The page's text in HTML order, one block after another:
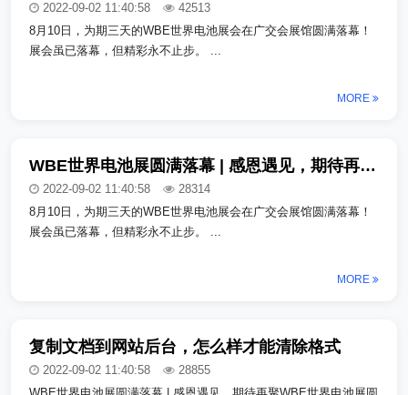
2022-09-02 11:40:58
42513
8月10日，为期三天的WBE世界电池展会在广交会展馆圆满落幕！
展会虽已落幕，但精彩永不止步。 ...
MORE
WBE世界电池展圆满落幕 | 感恩遇见，期待再聚_copy_copy_copy
2022-09-02 11:40:58
28314
8月10日，为期三天的WBE世界电池展会在广交会展馆圆满落幕！
展会虽已落幕，但精彩永不止步。 ...
MORE
复制文档到网站后台，怎么样才能清除格式
2022-09-02 11:40:58
28855